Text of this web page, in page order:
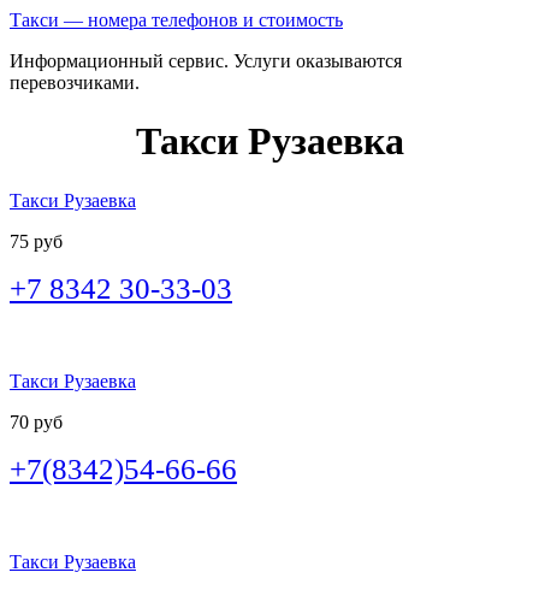
Такси — номера телефонов и стоимость
Информационный сервис. Услуги оказываются
перевозчиками.
Такси Рузаевка
Такси Рузаевка
75 руб
+7 8342 30-33-03
Такси Рузаевка
70 руб
+7(8342)54-66-66
Такси Рузаевка